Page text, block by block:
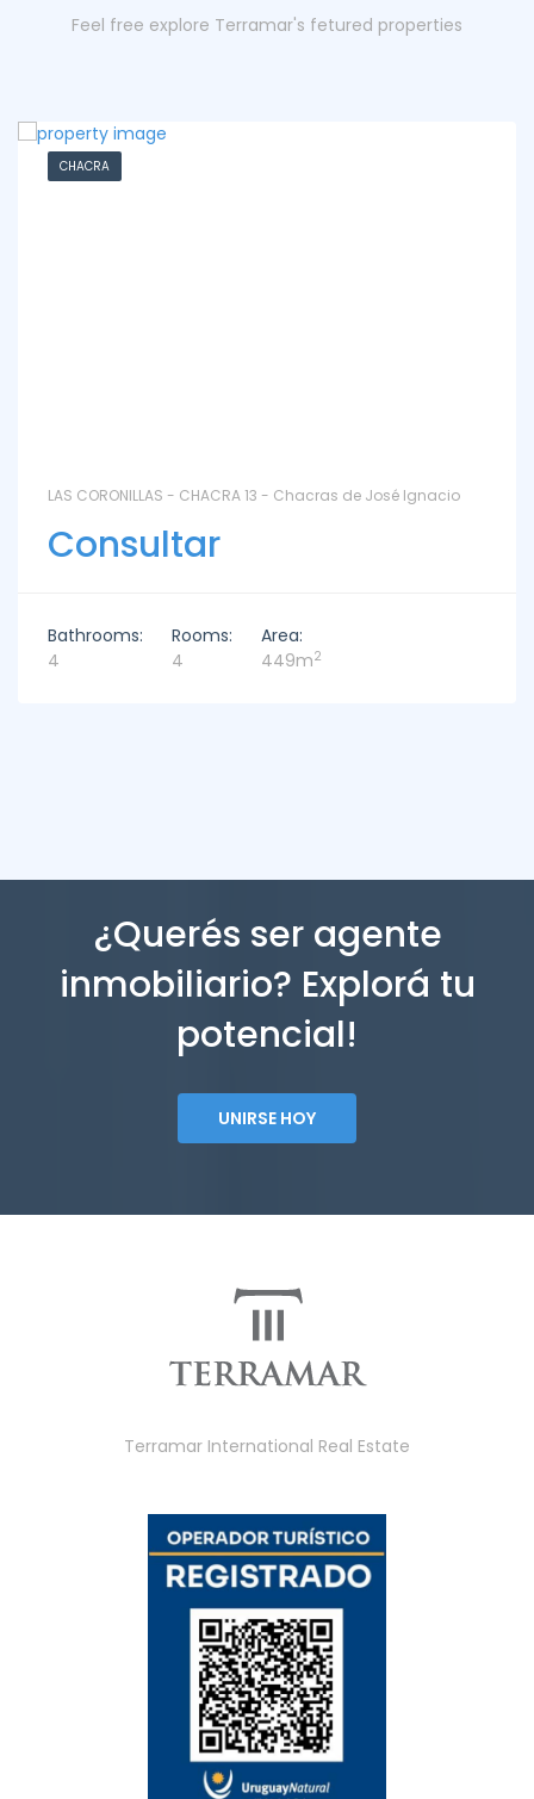
Feel free explore Terramar's fetured properties
CHACRA
LAS CORONILLAS - CHACRA 13 - Chacras de José Ignacio
Consultar
Bathrooms:
4
Rooms:
4
Area:
449m2
¿Querés ser agente
inmobiliario? Explorá tu
potencial!
UNIRSE HOY
Terramar International Real Estate